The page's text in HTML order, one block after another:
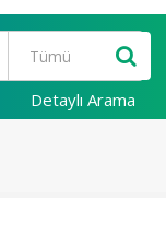
Detaylı Arama